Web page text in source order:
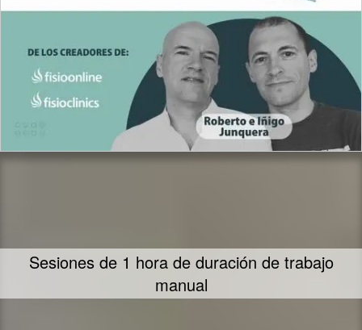
Te ofrecemos nuestra mayor dedicación y
empeño en ayudarte